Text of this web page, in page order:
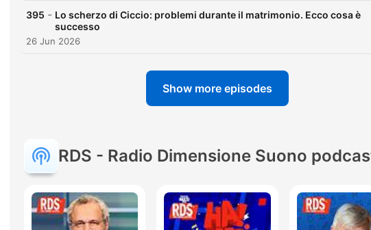
395 - Lo scherzo di Ciccio: problemi durante il matrimonio. Ecco cosa è
successo
26 Jun 2026
Show more episodes
RDS - Radio Dimensione Suono